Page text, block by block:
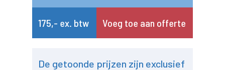
175,- ex. btw Voeg toe aan offerte
De getoonde prijzen zijn exclusief